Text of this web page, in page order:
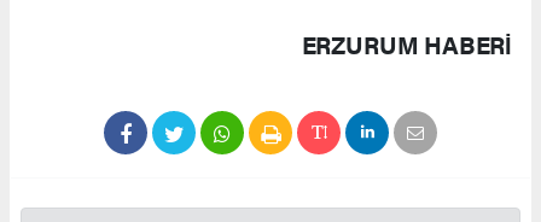
ERZURUM HABERİ